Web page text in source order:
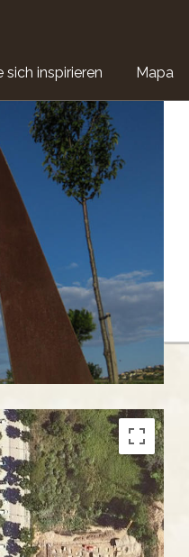
sich inspirieren Mapa